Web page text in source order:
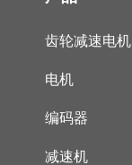
齿轮减速电机
电机
编码器
减速机